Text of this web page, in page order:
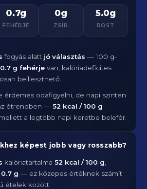
0.7g
FEHÉRJE
0g
ZSÍR
5.0g
ROST
fogyás alatt jó választás — 100 g-
0.7 g fehérje van, kalóriadeficites
beilleszthető.
érdemes odafigyelni, de napi szinten
étrendben —52 kcal / 100 g
a legtöbb napi keretbe belefér.
képest jobb vagy rosszabb?
kalóriatartalma52 kcal / 100 g
0.7 g — ez közepes értéknek számít
ételek között.